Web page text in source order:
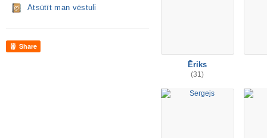
Atsūtīt man vēstuli
Share
Ēriks
(31)